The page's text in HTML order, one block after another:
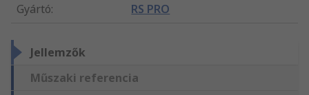
Gyártó: RS PRO
Jellemzők
Műszaki referencia